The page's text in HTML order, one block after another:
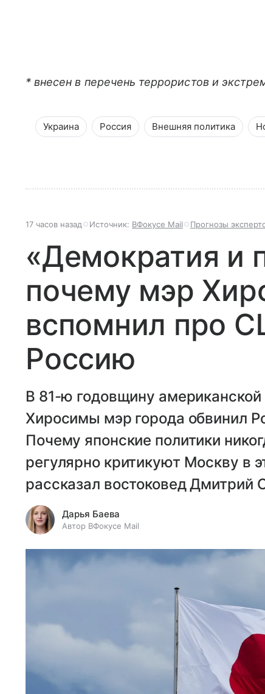
* внесен в перечень террористов и
Украина Россия Внешняя политика
17 часов назад Источник: ВФокусе Mail Прогнозы
«Демократия и
почему мэр
вспомнил про
Россию
В 81-ю годовщину
Хиросимы мэр города обвинил
Почему японские политики
регулярно критикуют Москву в
рассказал востоковед Дмитрий
Дарья Баева
Автор ВФокусе Mail